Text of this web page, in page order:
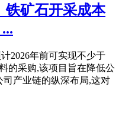
铁矿石开采成本
2026年前可实现不少于
的采购,该项目旨在降低公
产业链的纵深布局,这对